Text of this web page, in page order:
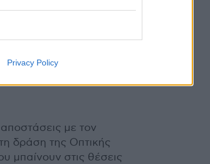
Privacy Policy
με τον
δράση της Οπτικής
μπαίνουν στις θέσεις